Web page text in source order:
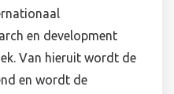
en development
Van hieruit wordt de
en wordt de